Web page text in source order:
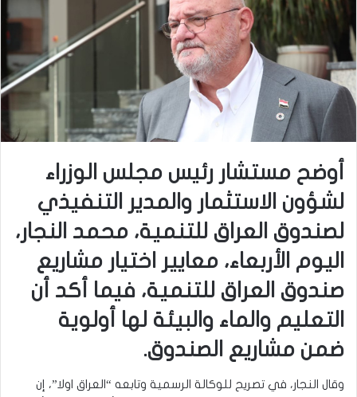
أوضح مستشار رئيس مجلس الوزراء
لشؤون الاستثمار والمدير التنفيذي
لصندوق العراق للتنمية، محمد النجار،
اليوم الأربعاء، معايير اختيار مشاريع
صندوق العراق للتنمية، فيما أكد أن
التعليم والماء والبيئة لها أولوية
ضمن مشاريع الصندوق.
وقال النجار، في تصريح للوكالة الرسمية وتابعه “العراق اولا”، إن